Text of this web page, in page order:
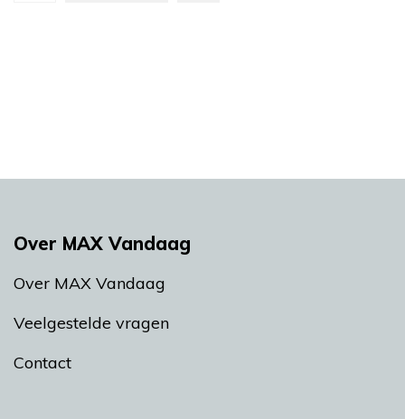
Over MAX Vandaag
Over MAX Vandaag
Veelgestelde vragen
Contact